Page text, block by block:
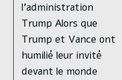
l'administration
Trump Alors que
Trump et Vance ont
humilié leur invité
devant le monde